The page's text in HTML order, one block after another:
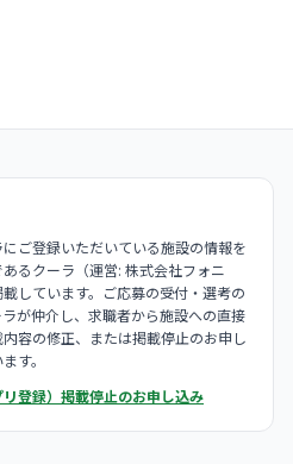
ご登録いただいている施設の情報を
るクーラ（運営: 株式会社フォニ
しています。ご応募の受付・選考の
が仲介し、求職者から施設への直接
容の修正、または掲載停止のお申し
す。
登録） 掲載停止のお申し込み